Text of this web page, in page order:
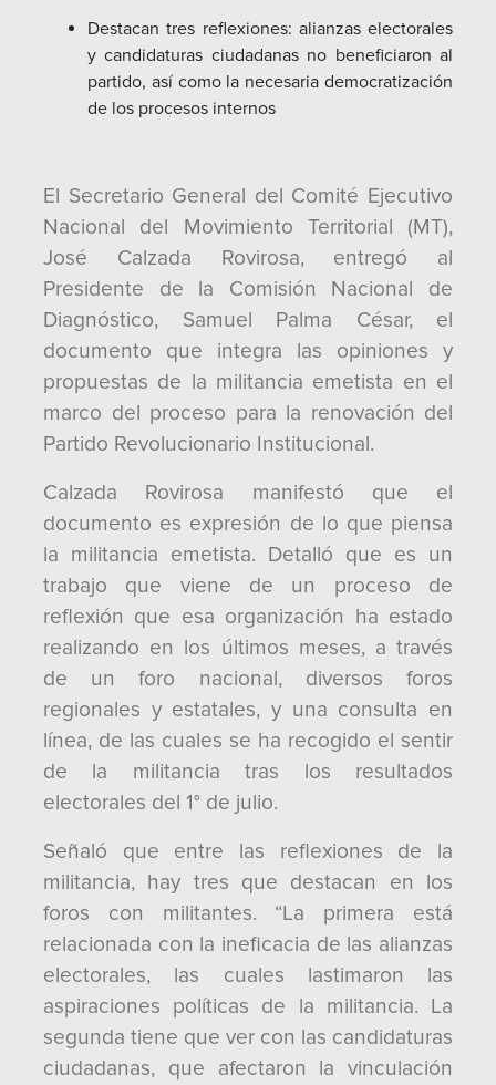
Destacan tres reflexiones: alianzas electorales
y candidaturas ciudadanas no beneficiaron al
partido, así como la necesaria democratización
de los procesos internos
El Secretario General del Comité Ejecutivo
Nacional del Movimiento Territorial (MT),
José Calzada Rovirosa, entregó al
Presidente de la Comisión Nacional de
Diagnóstico, Samuel Palma César, el
documento que integra las opiniones y
propuestas de la militancia emetista en el
marco del proceso para la renovación del
Partido Revolucionario Institucional.
Calzada Rovirosa manifestó que el
documento es expresión de lo que piensa
la militancia emetista. Detalló que es un
trabajo que viene de un proceso de
reflexión que esa organización ha estado
realizando en los últimos meses, a través
de un foro nacional, diversos foros
regionales y estatales, y una consulta en
línea, de las cuales se ha recogido el sentir
de la militancia tras los resultados
electorales del 1° de julio.
Señaló que entre las reflexiones de la
militancia, hay tres que destacan en los
foros con militantes. “La primera está
relacionada con la ineficacia de las alianzas
electorales, las cuales lastimaron las
aspiraciones políticas de la militancia. La
segunda tiene que ver con las candidaturas
ciudadanas, que afectaron la vinculación